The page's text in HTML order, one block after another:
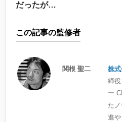
だったが…
この記事の監修者
関根 聖二 株
締
ー
た
進